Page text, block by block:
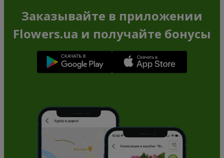
Заказывайте в приложении
Flowers.ua и получайте бонусы